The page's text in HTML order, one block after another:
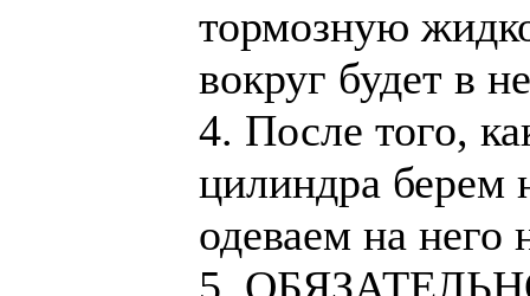
тормозную
вокруг будет в
4. После того,
цилиндра берем
одеваем на него